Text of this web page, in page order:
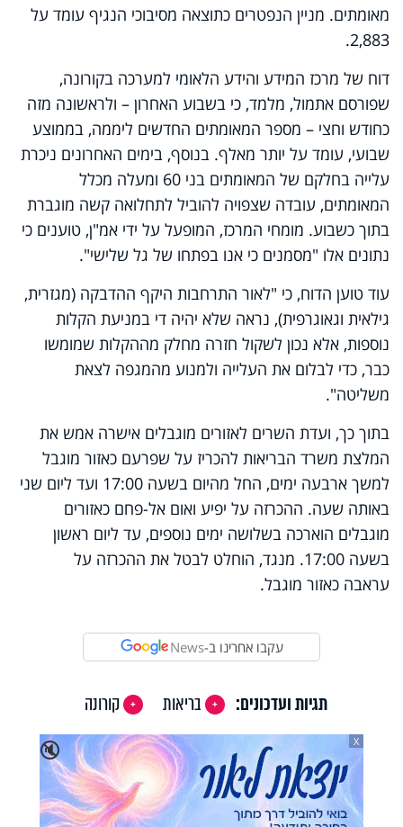
מאומתים. מניין הנפטרים כתוצאה מסיבוכי הנגיף עומד על
2,883.
דוח של מרכז המידע והידע הלאומי למערכה בקורונה,
שפורסם אתמול, מלמד, כי בשבוע האחרון – ולראשונה מזה
כחודש וחצי – מספר המאומתים החדשים ליממה, בממוצע
שבועי, עומד על יותר מאלף. בנוסף, בימים האחרונים ניכרת
עלייה בחלקם של המאומתים בני 60 ומעלה מכלל
המאומתים, עובדה שצפויה להוביל לתחלואה קשה מוגברת
בתוך כשבוע. מומחי המרכז, המופעל על ידי אמ"ן, טוענים כי
נתונים אלו "מסמנים כי אנו בפתחו של גל שלישי".
עוד טוען הדוח, כי "לאור התרחבות היקף ההדבקה (מגזרית,
גילאית וגאוגרפית), נראה שלא יהיה די במניעת הקלות
נוספות, אלא נכון לשקול חזרה מחלק מההקלות שמומשו
כבר, כדי לבלום את העלייה ולמנוע מהמגפה לצאת
משליטה".
בתוך כך, ועדת השרים לאזורים מוגבלים אישרה אמש את
המלצת משרד הבריאות להכריז על שפרעם כאזור מוגבל
למשך ארבעה ימים, החל מהיום בשעה 17:00 ועד ליום שני
באותה שעה. ההכרזה על יפיע ואום אל-פחם כאזורים
מוגבלים הוארכה בשלושה ימים נוספים, עד ליום ראשון
בשעה 17:00. מנגד, הוחלט לבטל את ההכרזה על
עראבה כאזור מוגבל.
עקבו אחרינו ב-News
תגיות ועדכונים: בריאות
קורונה
🔇
X